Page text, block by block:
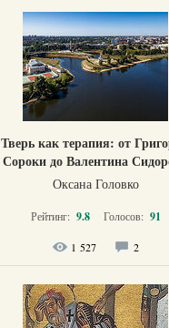
Тверь как терапия: от
Сороки до Валентина
Оксана Головко
Рейтинг: 9.8 Голосов: 91
1 527 2